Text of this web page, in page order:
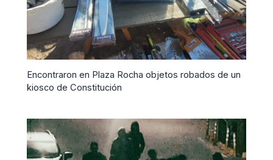
Encontraron en Plaza Rocha objetos robados de un
kiosco de Constitución